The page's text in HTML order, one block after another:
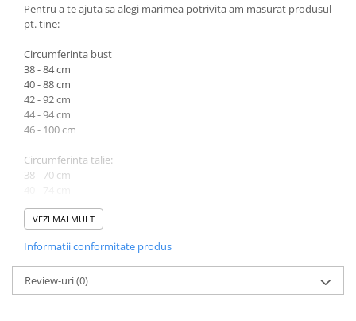
Pentru a te ajuta sa alegi marimea potrivita am masurat produsul
pt. tine:
Circumferinta bust
38 - 84 cm
40 - 88 cm
42 - 92 cm
44 - 94 cm
46 - 100 cm
Circumferinta talie:
38 - 70 cm
44 - 80 cm
Lungime cuprinsa intre 116 cm (marimea 38) si 120 cm (marimea
46).
VEZI MAI MULT
Informatii conformitate produs
Review-uri(0)